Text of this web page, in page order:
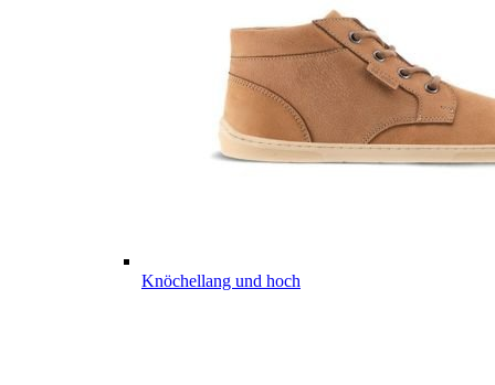
Knöchellang und hoch